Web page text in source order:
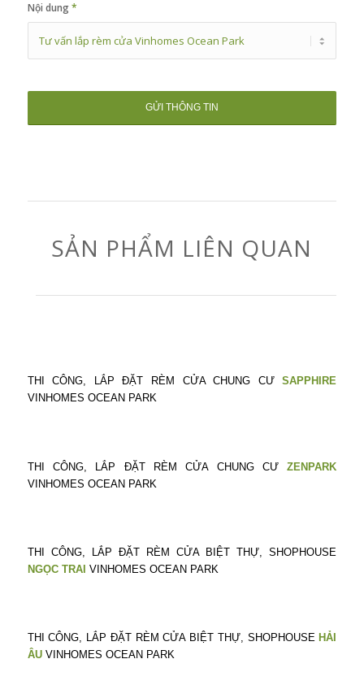
Nội dung*
SẢN PHẨM LIÊN QUAN
THI CÔNG, LẮP ĐẶT RÈM CỬA CHUNG CƯSAPPHIRE
VINHOMES OCEAN PARK
THI CÔNG, LẮP ĐẶT RÈM CỬA CHUNG CƯZENPARK
VINHOMES OCEAN PARK
THI CÔNG, LẮP ĐẶT RÈM CỬA BIỆT THỰ, SHOPHOUSE
NGỌC TRAI VINHOMES OCEAN PARK
THI CÔNG, LẮP ĐẶT RÈM CỬA BIỆT THỰ, SHOPHOUSEHẢI
ÂUVINHOMES OCEAN PARK